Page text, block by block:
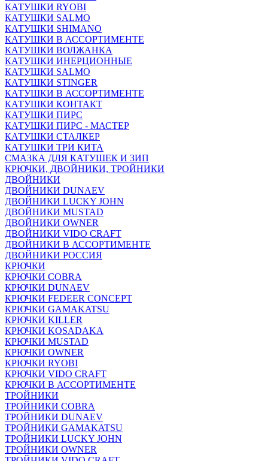
КАТУШКИ RYOBI
КАТУШКИ SALMO
КАТУШКИ SHIMANO
КАТУШКИ В АССОРТИМЕНТЕ
КАТУШКИ ВОЛЖАНКА
КАТУШКИ ИНЕРЦИОННЫЕ
КАТУШКИ SALMO
КАТУШКИ STINGER
КАТУШКИ В АССОРТИМЕНТЕ
КАТУШКИ КОНТАКТ
КАТУШКИ ПИРС
КАТУШКИ ПИРС - МАСТЕР
КАТУШКИ СТАЛКЕР
КАТУШКИ ТРИ КИТА
СМАЗКА ДЛЯ КАТУШЕК И ЗИП
КРЮЧКИ, ДВОЙНИКИ, ТРОЙНИКИ
ДВОЙНИКИ
ДВОЙНИКИ DUNAEV
ДВОЙНИКИ LUCKY JOHN
ДВОЙНИКИ MUSTAD
ДВОЙНИКИ OWNER
ДВОЙНИКИ VIDO CRAFT
ДВОЙНИКИ В АССОРТИМЕНТЕ
ДВОЙНИКИ РОССИЯ
КРЮЧКИ
КРЮЧКИ COBRA
КРЮЧКИ DUNAEV
КРЮЧКИ FEDEER CONCEPT
КРЮЧКИ GAMAKATSU
КРЮЧКИ KILLER
КРЮЧКИ KOSADAKA
КРЮЧКИ MUSTAD
КРЮЧКИ OWNER
КРЮЧКИ RYOBI
КРЮЧКИ VIDO CRAFT
КРЮЧКИ В АССОРТИМЕНТЕ
ТРОЙНИКИ
ТРОЙНИКИ COBRA
ТРОЙНИКИ DUNAEV
ТРОЙНИКИ GAMAKATSU
ТРОЙНИКИ LUCKY JOHN
ТРОЙНИКИ OWNER